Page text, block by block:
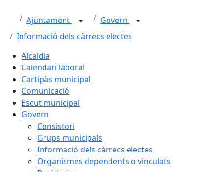
Ajuntament
Govern
Informació dels càrrecs electes
Alcaldia
Calendari laboral
Cartipàs municipal
Comunicació
Escut municipal
Govern
Consistori
Grups municipals
Informació dels càrrecs electes
Organismes dependents o vinculats